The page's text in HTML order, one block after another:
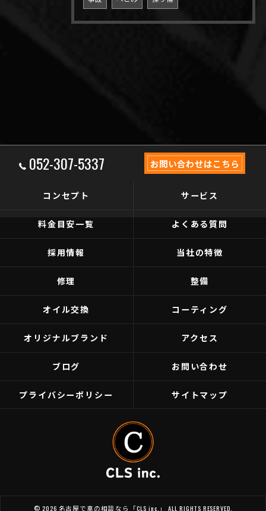
052-307-5337 お問い合わせはこちら
コンセプト サービス
料金目安一覧 よくある質問
採用情報 当社の特徴
修理 整備
オイル交換 コーティング
オリジナルブランド アクセス
ブログ お問い合わせ
プライバシーポリシー サイトマップ
© 2026 名古屋で車の相談なら「CLS inc.」 ALL RIGHTS RESERVED.